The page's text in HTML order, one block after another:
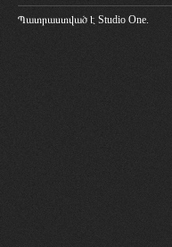
Պատրաստված է Studio One.